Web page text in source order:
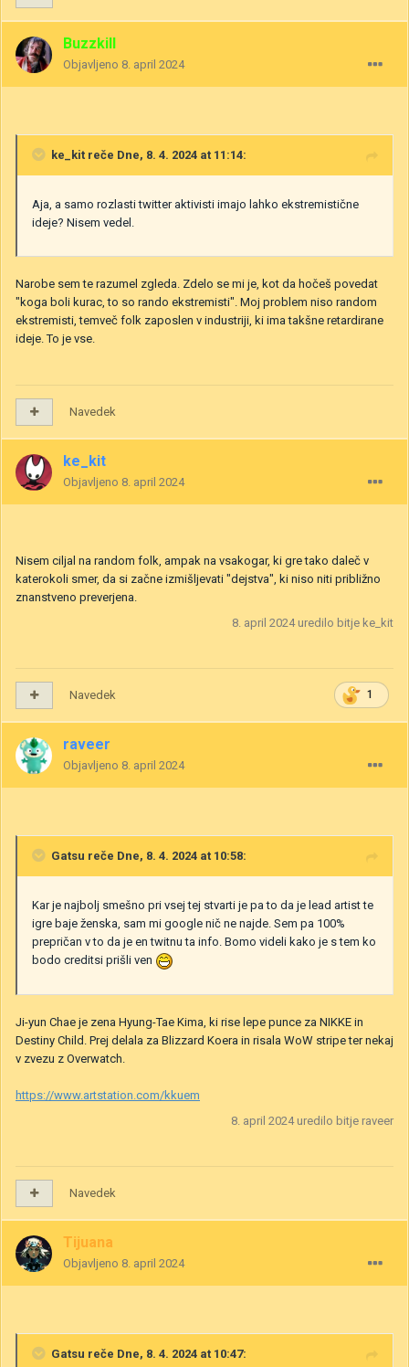
Buzzkill
Objavljeno 8. april 2024
ke_kit reče Dne, 8. 4. 2024 at 11:14:
Aja, a samo rozlasti twitter aktivisti imajo lahko ekstremistične
ideje? Nisem vedel.
Narobe sem te razumel zgleda. Zdelo se mi je, kot da hočeš povedat
"koga boli kurac, to so rando ekstremisti". Moj problem niso random
ekstremisti, temveč folk zaposlen v industriji, ki ima takšne retardirane
ideje. To je vse.
Navedek
ke_kit
Objavljeno 8. april 2024
Nisem ciljal na random folk, ampak na vsakogar, ki gre tako daleč v
katerokoli smer, da si začne izmišljevati "dejstva", ki niso niti približno
znanstveno preverjena.
8. april 2024uredilo bitje ke_kit
1
Navedek
raveer
Objavljeno 8. april 2024
Gatsu reče Dne, 8. 4. 2024 at 10:58:
Kar je najbolj smešno pri vsej tej stvarti je pa to da je lead artist te
igre baje ženska, sam mi google nič ne najde. Sem pa 100%
prepričan v to da je en twitnu ta info. Bomo videli kako je s tem ko
bodo creditsi prišli ven
Ji-yun Chae je zena Hyung-Tae Kima, ki rise lepe punce za NIKKE in
Destiny Child. Prej delala za Blizzard Koera in risala WoW stripe ter nekaj
v zvezu z Overwatch.
https://www.artstation.com/kkuem
8. april 2024uredilo bitje raveer
Navedek
Tijuana
Objavljeno 8. april 2024
Gatsu reče Dne, 8. 4. 2024 at 10:47: